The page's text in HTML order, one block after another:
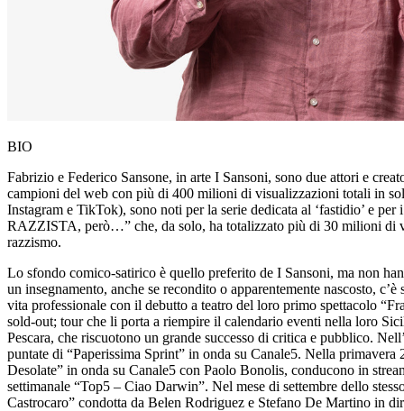
BIO
Fabrizio e Federico Sansone, in arte I Sansoni, sono due attori e
campioni del web con più di 400 milioni di visualizzazioni totali in
Instagram e TikTok), sono noti per la serie dedicata al ‘fastidio’ e
RAZZISTA, però…” che, da solo, ha totalizzato più di 30 milioni di
razzismo.
Lo sfondo comico-satirico è quello preferito de I Sansoni, ma non
un insegnamento, anche se recondito o apparentemente nascosto,
vita professionale con il debutto a teatro del loro primo spettacolo
sold-out; tour che li porta a riempire il calendario eventi nella loro
Pescara, che riscuotono un grande successo di critica e pubblico.
puntate di “Paperissima Sprint” in onda su Canale5. Nella
Desolate” in onda su Canale5 con Paolo Bonolis, conducono in
settimanale “Top5 – Ciao Darwin”. Nel mese di settembre dello
Castrocaro” condotta da Belen Rodriguez e Stefano De Martino in